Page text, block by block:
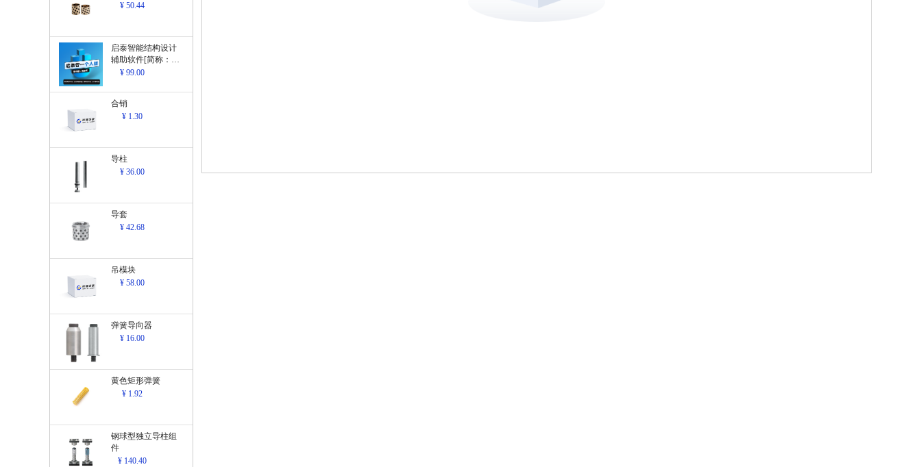
¥ 50.44
启泰智能结构设计
辅助软件[简称：结
构设计辅助软
¥ 99.00
合销
¥ 1.30
导柱
¥ 36.00
导套
¥ 42.68
吊模块
¥ 58.00
弹簧导向器
¥ 16.00
黄色矩形弹簧
¥ 1.92
钢球型独立导柱组
件
¥ 140.40